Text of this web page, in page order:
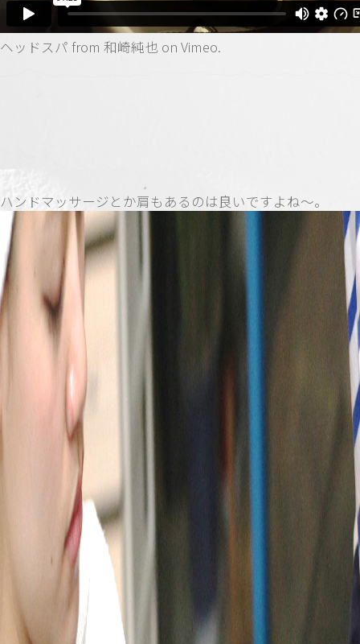
ヘッドスパ from 和崎純也 on Vimeo.
ハンドマッサージとか肩もあるのは良いですよね〜。